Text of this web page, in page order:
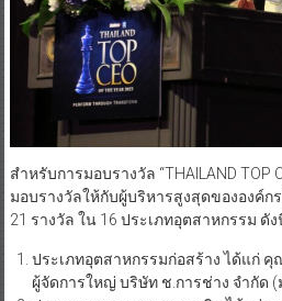
สำหรับการมอบรางวัล “THAILAND TOP
มอบรางวัลให้กับผู้บริหารสูงสุดขององค์
21 รางวัล ใน 16 ประเภทอุตสาหกรรม ดั
ประเภทอุตสาหกรรมก่อสร้าง ได้แก่
ผู้จัดการใหญ่ บริษัท ช.การช่าง จำกัด